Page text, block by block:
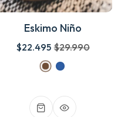
Eskimo Niño
$22.495 $29.990